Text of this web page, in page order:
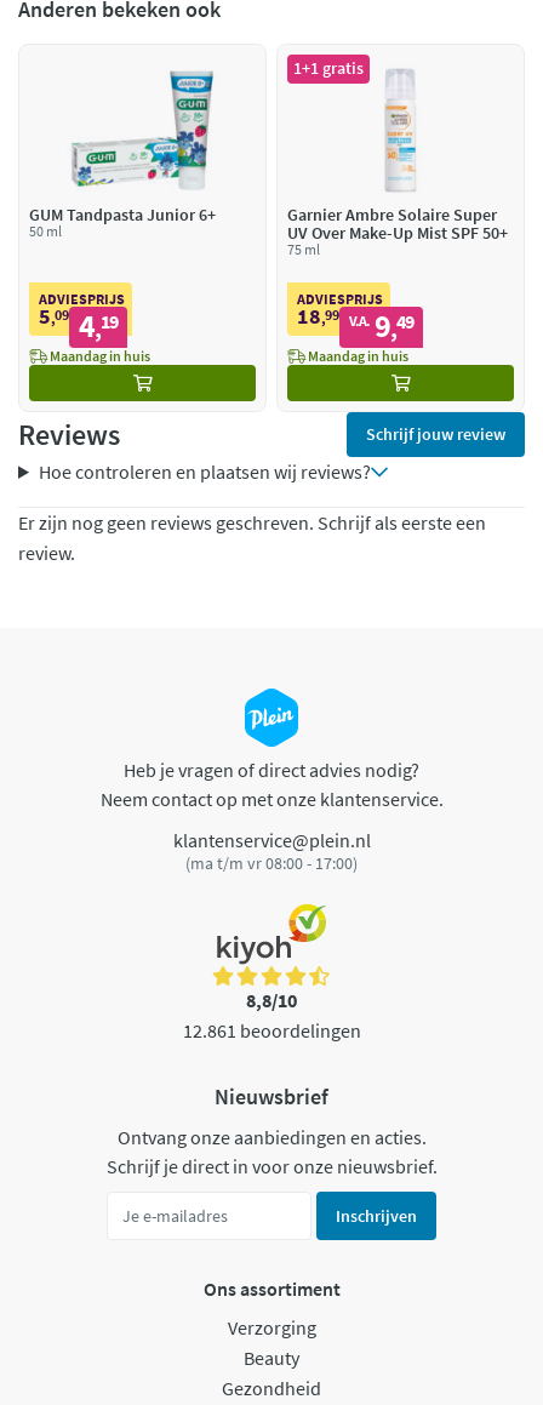
Anderen bekeken ook
GUM Tandpasta Junior 6+
50 ml
ADVIESPRIJS
5,09 4,19
Maandag in huis
1+1 gratis
Garnier Ambre Solaire Super
UV Over Make-Up Mist SPF 50+
75 ml
ADVIESPRIJS
18,99 V.A. 9,49
Maandag in huis
Reviews Schrijf jouw review
Hoe controleren en plaatsen wij reviews?
Er zijn nog geen reviews geschreven. Schrijf als eerste een
review.
Heb je vragen of direct advies nodig?
Neem contact op met onze klantenservice.
klantenservice@plein.nl
(ma t/m vr 08:00 - 17:00)
8,8/10
12.861 beoordelingen
Nieuwsbrief
Ontvang onze aanbiedingen en acties.
Schrijf je direct in voor onze nieuwsbrief.
Inschrijven
Ons assortiment
Verzorging
Beauty
Gezondheid